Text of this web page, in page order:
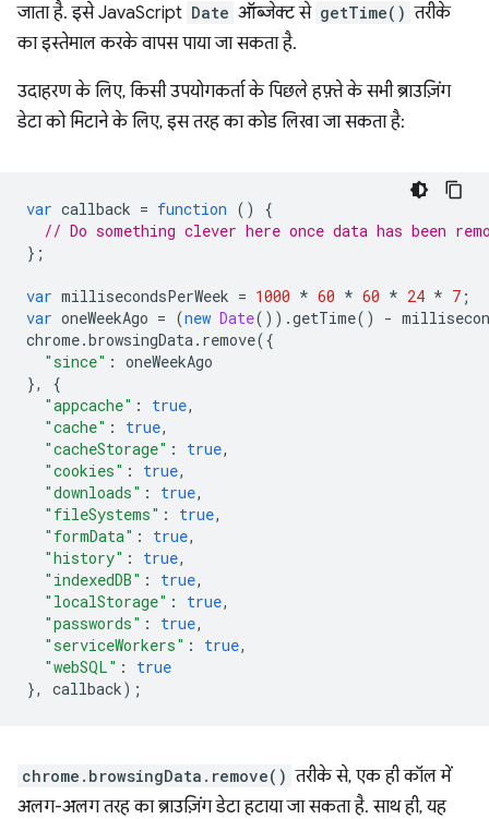
जाता है. इसे JavaScript Date ऑब्जेक्ट से getTime() तरीके
का इस्तेमाल करके वापस पाया जा सकता है.
उदाहरण के लिए, किसी उपयोगकर्ता के पिछले हफ़्ते के सभी ब्राउज़िंग
डेटा को मिटाने के लिए, इस तरह का कोड लिखा जा सकता है:
var callback = function ()
{
// Do something clever here once data has been
};
var millisecondsPerWeek = 1000 * 60 * 60 * 24 * 7 ;
var oneWeekAgo = (new Date()).getTime() -
chrome.browsingData. remove({
"since" : oneWeekAgo
},
{
"appcache" : true,
"cache" : true,
"cacheStorage" : true,
"cookies" : true,
"downloads" : true,
"fileSystems" : true,
"formData" : true,
"history" : true,
"indexedDB" : true,
"localStorage" : true,
"passwords" : true,
"serviceWorkers" : true,
"webSQL" :
true
},
callback);
chrome.browsingData.remove() तरीके से, एक ही कॉल में
अलग-अलग तरह का ब्राउज़िंग डेटा हटाया जा सकता है. साथ ही, यह